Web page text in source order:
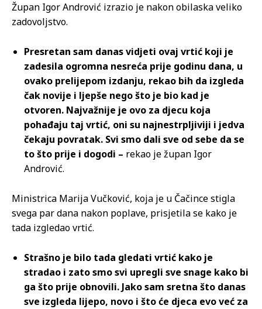
Župan Igor Andrović izrazio je nakon obilaska veliko
zadovoljstvo.
Presretan sam danas vidjeti ovaj vrtić koji je
zadesila ogromna nesreća prije godinu dana, u
ovako prelijepom izdanju, rekao bih da izgleda
čak novije i ljepše nego što je bio kad je
otvoren. Najvažnije je ovo za djecu koja
pohađaju taj vrtić, oni su najnestrpljiviji i jedva
čekaju povratak. Svi smo dali sve od sebe da se
to što prije i dogodi – rekao je župan Igor
Andrović.
Ministrica Marija Vučković, koja je u Čačince stigla
svega par dana nakon poplave, prisjetila se kako je
tada izgledao vrtić.
Strašno je bilo tada gledati vrtić kako je
stradao i zato smo svi upregli sve snage kako bi
ga što prije obnovili. Jako sam sretna što danas
sve izgleda lijepo, novo i što će djeca evo već za